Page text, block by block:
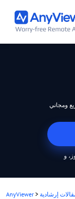
ومجاني
AnyViewer > إرشادية